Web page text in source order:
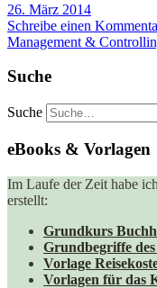
26. März 2014
Schreibe einen
Management &
Suche
Suche
eBooks & Vorlagen
Im Laufe der Zeit habe
erstellt:
Grundkurs
Grundbegriffe des
Vorlage
Vorlagen für das